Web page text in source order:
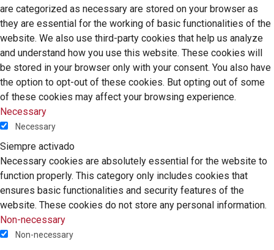
are categorized as necessary are stored on your browser as
they are essential for the working of basic functionalities of the
website. We also use third-party cookies that help us analyze
and understand how you use this website. These cookies will
be stored in your browser only with your consent. You also have
the option to opt-out of these cookies. But opting out of some
of these cookies may affect your browsing experience.
Necessary
Necessary
Siempre activado
Necessary cookies are absolutely essential for the website to
function properly. This category only includes cookies that
ensures basic functionalities and security features of the
website. These cookies do not store any personal information.
Non-necessary
Non-necessary